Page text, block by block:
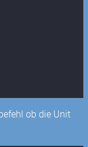
ob die Unit